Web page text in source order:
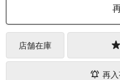
店舗在庫
再